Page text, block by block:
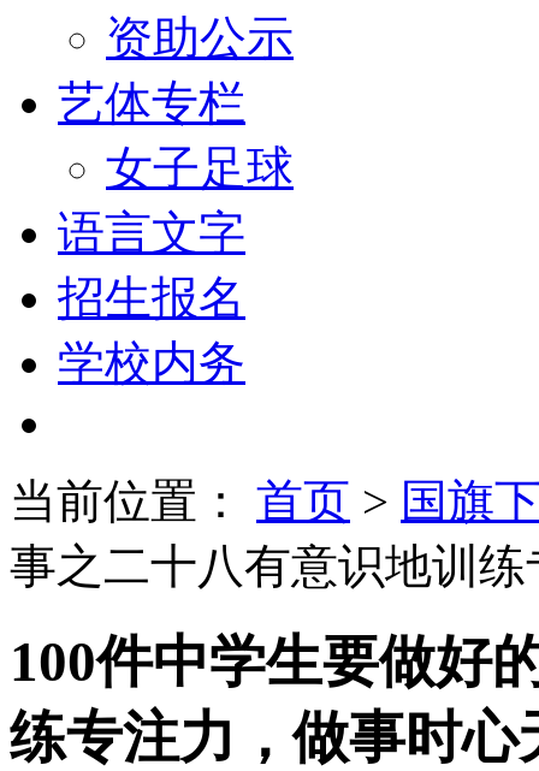
资助公示
艺体专栏
女子足球
语言文字
招生报名
学校内务
当前位置： 首页 > 国旗
事之二十八有意识地训
100件中学生要做好
练专注力，做事时心